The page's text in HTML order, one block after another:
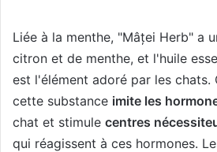
Liée à la menthe, "Mâței Herb" a
citron et de menthe, et l'huile
est l'élément adoré par les chats.
cette substance imite les
chat et stimule centres
qui réagissent à ces hormones.